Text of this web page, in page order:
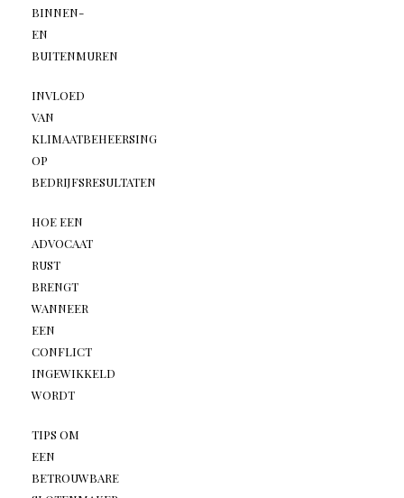
BINNEN-
EN
BUITENMUREN
INVLOED
VAN
KLIMAATBEHEERSING
OP
BEDRIJFSRESULTATEN
HOE EEN
ADVOCAAT
RUST
BRENGT
WANNEER
EEN
CONFLICT
INGEWIKKELD
WORDT
TIPS OM
EEN
BETROUWBARE